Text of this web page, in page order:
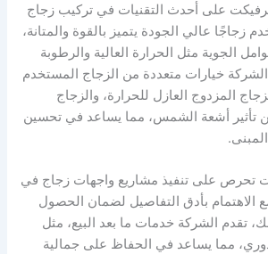
على أحدث التقنيات في تركيب زجاج
زجاجًا عالي الجودة يتميز بالقوة والمتانة،
الجوية مثل الحرارة العالية والرطوبة
الشركة خيارات متعددة من الزجاج المستخدم
المزدوج العازل للحرارة، والزجاج
تأثير أشعة الشمس، مما يساعد في تحسين
تحرص على تنفيذ مشاريع واجهات زجاج في
مع الاهتمام بأدق التفاصيل لضمان الحصول
تقدم الشركة خدمات ما بعد البيع، مثل
مما يساعد في الحفاظ على جمالية